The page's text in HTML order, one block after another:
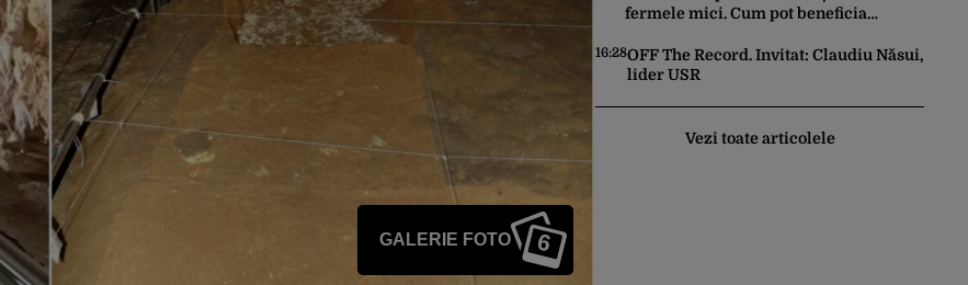
GALERIE FOTO 6
fermele mici. Cum pot beneficia
de până la 50.000 de euro
16:28OFF The Record. Invitat: Claudiu Năsui,
lider USR
Vezi toate articolele